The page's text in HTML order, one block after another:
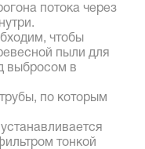
потока через
чтобы
пыли для
выбросом в
по которым
тонкой